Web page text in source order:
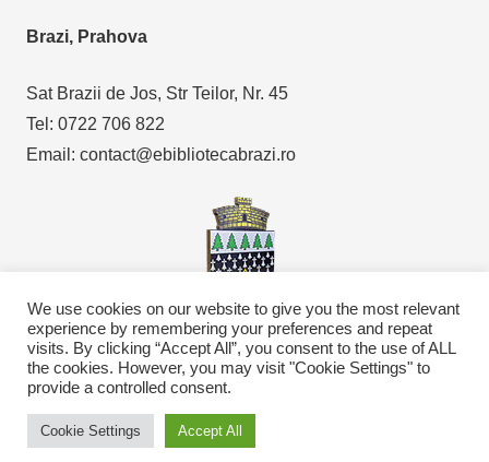
Brazi, Prahova
Sat Brazii de Jos, Str Teilor, Nr. 45
Tel: 0722 706 822
Email: contact@ebibliotecabrazi.ro
Copyright © 2021eBibliotecaBrazi.ro
We use cookies on our website to give you the most relevant
experience by remembering your preferences and repeat
visits. By clicking “Accept All”, you consent to the use of ALL
the cookies. However, you may visit "Cookie Settings" to
provide a controlled consent.
Cookie Settings Accept All